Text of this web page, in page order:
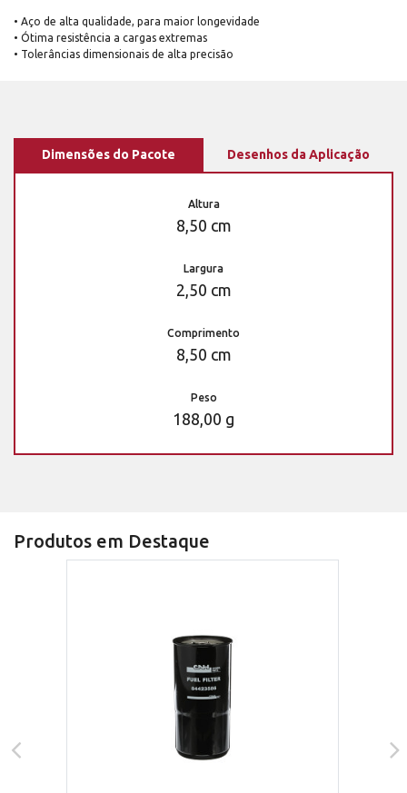
• Aço de alta qualidade, para maior longevidade
• Ótima resistência a cargas extremas
• Tolerâncias dimensionais de alta precisão
Dimensões do Pacote Desenhos da Aplicação
Altura
8,50 cm
Largura
2,50 cm
Comprimento
8,50 cm
Peso
188,00 g
Produtos em Destaque